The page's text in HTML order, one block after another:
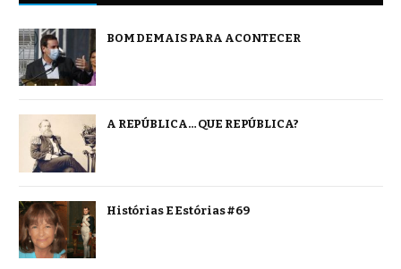
BOM DEMAIS PARA ACONTECER
A REPÚBLICA… QUE REPÚBLICA?
Histórias E Estórias #69